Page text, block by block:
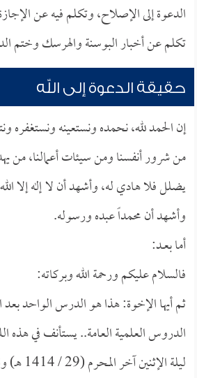
الدعوة إلى الإصلاح، وتكلم فيه عن
تكلم عن أخبار البوسنة والهرسك وختم
حقيقة الدعوة إلى الله
إن الحمد لله، نحمده ونستعينه ونستغفره
من شرور أنفسنا ومن سيئات أعمالنا، من
يضلل فلا هادي له، وأشهد أن لا إله إلا
وأشهد أن محمداً عبده ورسوله.
أما بعــد:
فالسلام عليكم ورحمة الله وبركاته:
ثم أيها الإخوة: هذا هو الدرس الواحد
الدروس العلمية العامة.. يستأنف في هذه
ليلة